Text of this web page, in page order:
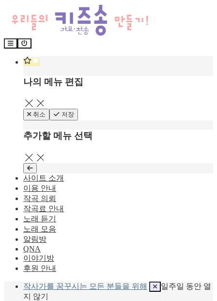
나의 메뉴 편집
닫기
취소
저장
추가할 메뉴 선택
닫기
사이트 소개
이용 안내
작곡 의뢰
작곡료 안내
노래 듣기
노래 모음
알림방
QNA
이야기방
후원 안내
작사가를 꿈꾸시는 모든 분들을 위해
일주일 동안 열
지 않기